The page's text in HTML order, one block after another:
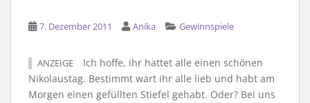
7. Dezember 2011 Anika Gewinnspiele
ANZEIGE
Ich hoffe, ihr hattet alle einen schönen
Nikolaustag. Bestimmt wart ihr alle lieb und habt am
Morgen einen gefüllten Stiefel gehabt. Oder? Bei uns